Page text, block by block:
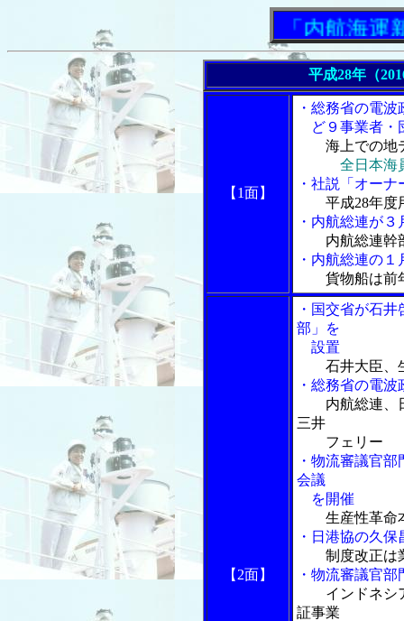
「内航海運新聞
平成28年（
【1面】
・総務省の電
ど９事業者・
海上での地
全日本海
・社説「オー
平成28年度
・内航総連が
内航総連幹
・内航総連の
貨物船は前
【2面】
・国交省が石
部」を
設置
石井大臣、
・総務省の電
内航総連、
三井
フェリー
・物流審議官
会議
を開催
生産性革命
・日港協の久
制度改正は
・物流審議官
インドネシ
証事業